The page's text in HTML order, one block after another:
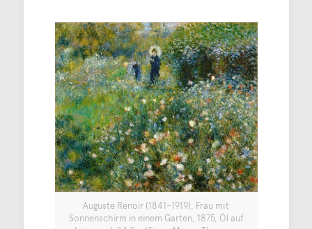
Auguste Renoir (1841–1919), Frau mit
Sonnenschirm in einem Garten, 1875, Öl auf